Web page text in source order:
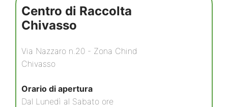
Centro di Raccolta
Chivasso
Via Nazzaro n.20 - Zona Chind
Chivasso
Orario di apertura
Dal Lunedì al Sabato ore